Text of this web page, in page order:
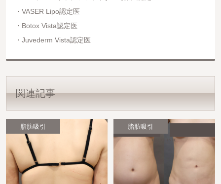
VASER Lipo認定医
Botox Vista認定医
Juvederm Vista認定医
関連記事
脂肪吸引 脂肪吸引